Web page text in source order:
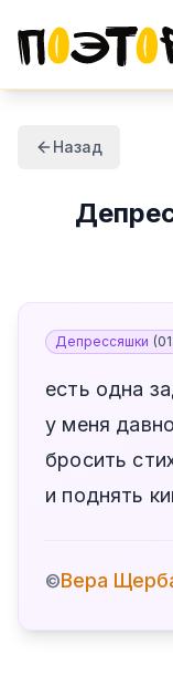
Назад
Депрессяшки (
есть одна
у меня давно
бросить
и поднять
©Вера